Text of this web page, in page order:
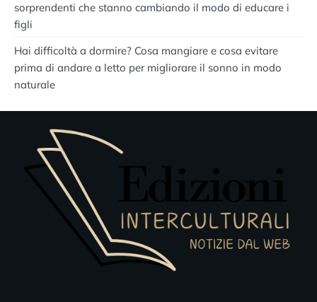
sorprendenti che stanno cambiando il modo di educare i
figli
Hai difficoltà a dormire? Cosa mangiare e cosa evitare
prima di andare a letto per migliorare il sonno in modo
naturale